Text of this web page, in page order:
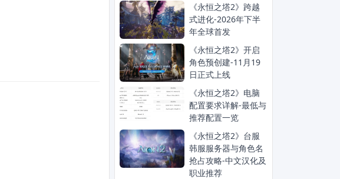
《永恒之塔2》跨越
式进化-2026年下半
年全球首发
《永恒之塔2》开启
角色预创建-11月19
日正式上线
《永恒之塔2》电脑
配置要求详解-最低与
推荐配置一览
《永恒之塔2》台服
韩服服务器与角色名
抢占攻略-中文汉化及
职业推荐